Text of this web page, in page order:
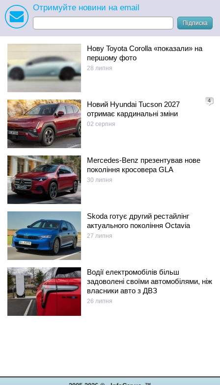
Отримуйте новини на email
Підписка
Нову Toyota Corolla «показали» на
першому фото
28 липня
4
Новий Hyundai Tucson 2027
отримає кардинальні зміни
02 серпня
Mercedes-Benz презентував нове
покоління кросовера GLA
30 липня
Skoda готує другий рестайлінг
актуального покоління Octavia
27 липня
Водії електромобілів більш
задоволені своїми автомобілями, ніж
власники авто з ДВЗ
26 липня